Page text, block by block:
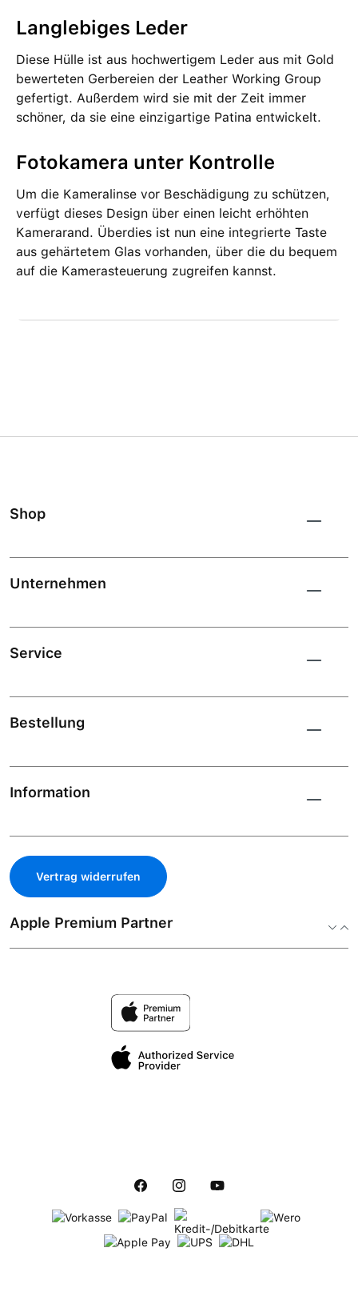
Langlebiges Leder
Diese Hülle ist aus hochwertigem Leder aus mit Gold
bewerteten Gerbereien der Leather Working Group
gefertigt. Außerdem wird sie mit der Zeit immer
schöner, da sie eine einzigartige Patina entwickelt.
Fotokamera unter Kontrolle
Um die Kameralinse vor Beschädigung zu schützen,
verfügt dieses Design über einen leicht erhöhten
Kamerarand. Überdies ist nun eine integrierte Taste
aus gehärtetem Glas vorhanden, über die du bequem
auf die Kamerasteuerung zugreifen kannst.
Shop
Unternehmen
Service
Bestellung
Information
Vertrag widerrufen
Apple Premium Partner